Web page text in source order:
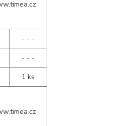
- - -
- - -
1 ks